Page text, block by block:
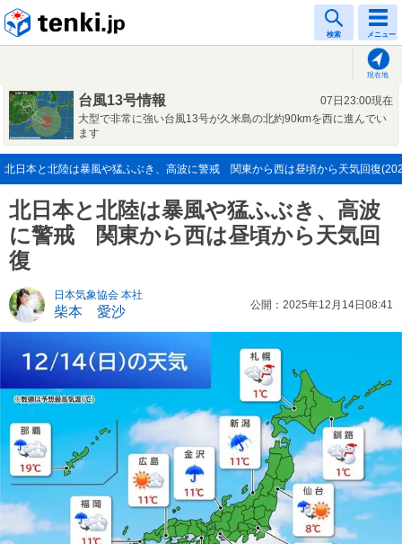
検索 メニュー
現在地
台風13号情報
07日23:00現在
大型で非常に強い台風13号が久米島の北約90kmを西に進んでい
ます
北日本と北陸は暴風や猛ふぶき、高波に警戒 関東から西は昼頃から天気回復
北日本と北陸は暴風や猛ふぶき、高波
に警戒 関東から西は昼頃から天気回
復
日本気象協会 本社
柴本 愛沙 公開：2025年12月14日08:41